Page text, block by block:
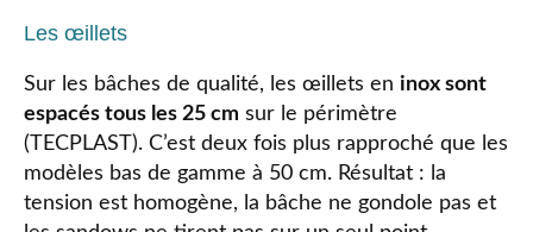
Les œillets
Sur les bâches de qualité, les œillets en inox sont
espacés tous les 25 cm sur le périmètre
(TECPLAST). C’est deux fois plus rapproché que les
modèles bas de gamme à 50 cm. Résultat : la
tension est homogène, la bâche ne gondole pas et